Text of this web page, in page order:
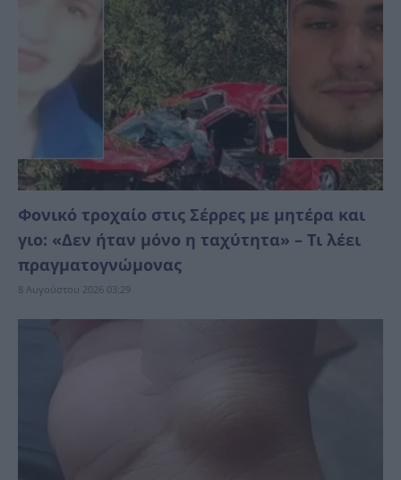
Φονικό τροχαίο στις Σέρρες με μητέρα και
γιο: «Δεν ήταν μόνο η ταχύτητα» – Τι λέει
πραγματογνώμονας
8 Αυγούστου 2026 03:29